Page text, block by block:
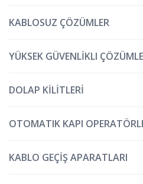
KABLOSUZ ÇÖZÜMLER
YÜKSEK GÜVENLİKLI
DOLAP KİLİTLERİ
OTOMATIK KAPI
KABLO GEÇİŞ APARATLARI